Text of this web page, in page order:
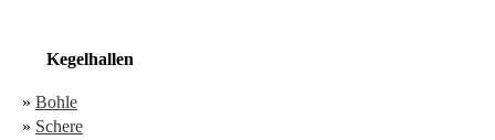
Kegelhallen
» Bohle
» Schere